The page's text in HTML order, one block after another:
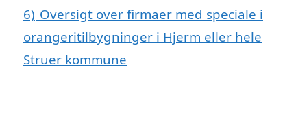
6) Oversigt over firmaer med speciale i
orangeritilbygninger i Hjerm eller hele
Struer kommune